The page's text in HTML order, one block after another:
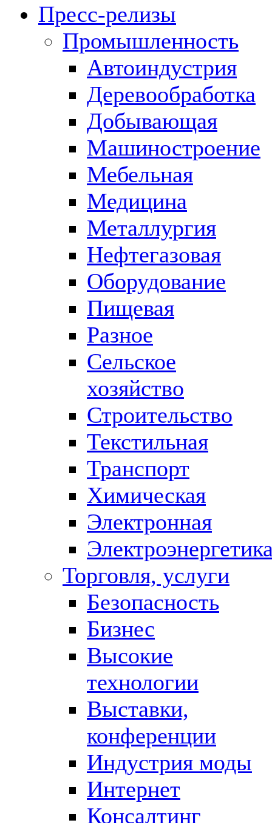
Пресс-релизы
Промышленность
Автоиндустрия
Деревообработка
Добывающая
Машиностроение
Мебельная
Медицина
Металлургия
Нефтегазовая
Оборудование
Пищевая
Разное
Сельское
хозяйство
Строительство
Текстильная
Транспорт
Химическая
Электронная
Торговля, услуги
Безопасность
Бизнес
Высокие
технологии
Выставки,
конференции
Индустрия моды
Интернет
Консалтинг